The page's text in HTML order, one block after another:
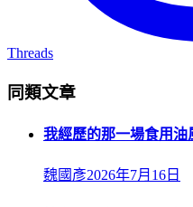
Threads
同類文章
我經歷的那一場食用油
魏國彥2026年7月16日